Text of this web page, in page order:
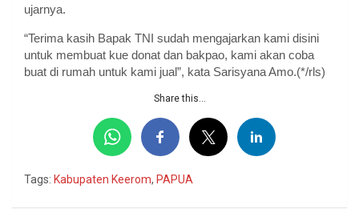
ujarnya.
“Terima kasih Bapak TNI sudah mengajarkan kami disini
untuk membuat kue donat dan bakpao, kami akan coba
buat di rumah untuk kami jual”, kata Sarisyana Amo.(*/rls)
Share this...
Tags: Kabupaten Keerom, PAPUA